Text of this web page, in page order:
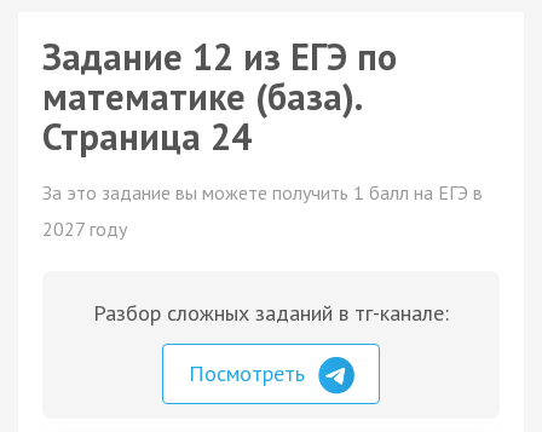
Задание 12 из ЕГЭ по
математике (база).
Страница 24
За это задание вы можете получить 1 балл на ЕГЭ в
2027 году
Разбор сложных заданий в тг-канале:
Посмотреть